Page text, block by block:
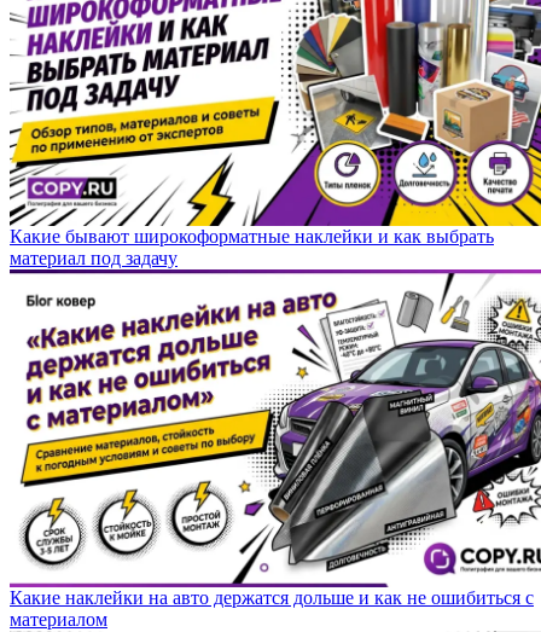
Какие бывают широкоформатные наклейки и как выбрать
материал под задачу
Какие наклейки на авто держатся дольше и как не ошибиться с
материалом